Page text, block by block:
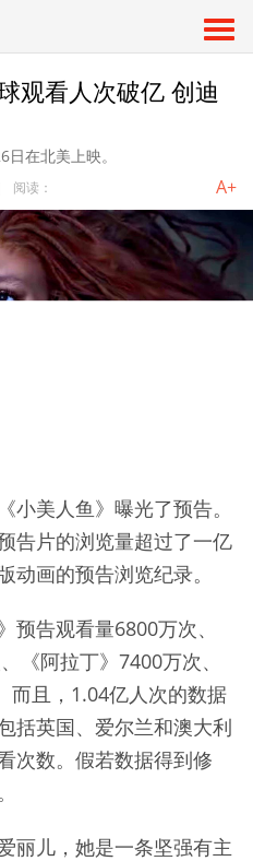
观看人次破亿 创迪
在北美上映。
阅读： A+
小美人鱼》曝光了预告。
告片的浏览量超过了一亿
动画的预告浏览纪录。
预告观看量6800万次、
《阿拉丁》7400万次、
而且，1.04亿人次的数据
括英国、爱尔兰和澳大利
次数。假若数据得到修
丽儿，她是一条坚强有主